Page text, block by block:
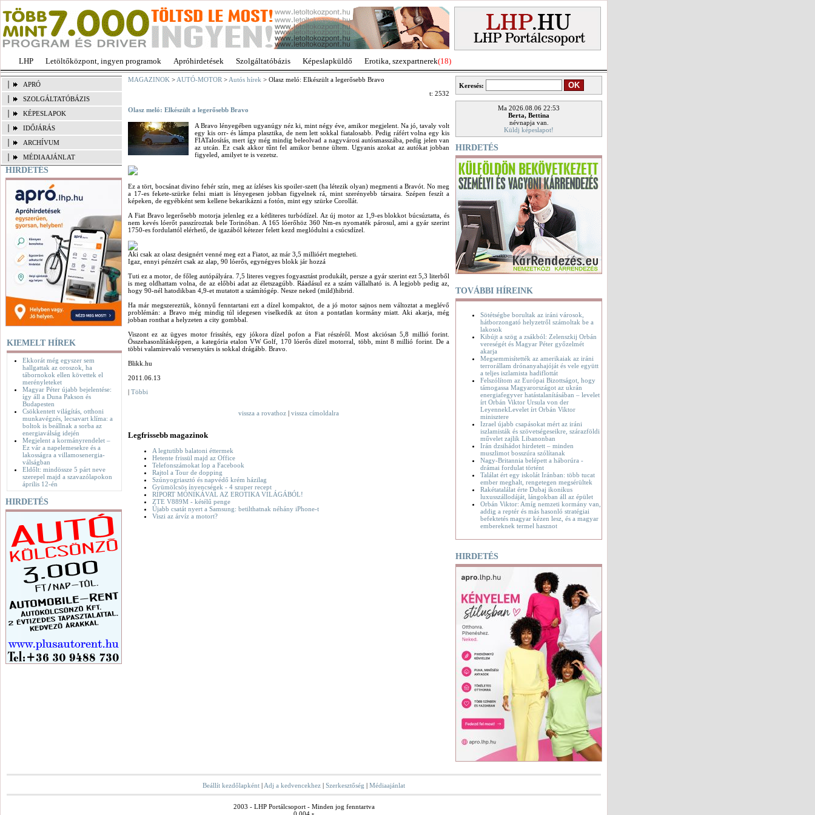
LHP Letöltőközpont, ingyen programok Apróhirdetések Szolgáltatóbázis Képeslapküldő Erotika, szexpartnerek(18)
APRÓ
SZOLGÁLTATÓBÁZIS
KÉPESLAPOK
IDŐJÁRÁS
ARCHÍVUM
MÉDIAAJÁNLAT
HIRDETÉS
KIEMELT HÍREK
Ekkorát még egyszer sem
hallgattak az oroszok, ha
tábornokok ellen követtek el
merényleteket
Magyar Péter újabb bejelentése:
így áll a Duna Pakson és
Budapesten
Csökkentett világítás, otthoni
munkavégzés, lecsavart klíma: a
boltok is beállnak a sorba az
energiaválság idején
Megjelent a kormányrendelet –
Ez vár a napelemesekre és a
lakosságra a villamosenergia-
válságban
Eldőlt: mindössze 5 párt neve
szerepel majd a szavazólapokon
április 12-én
HIRDETÉS
MAGAZINOK > AUTÓ-MOTOR > Autós hírek > Olasz meló: Elkészült a legerősebb Bravo
t: 2532
Olasz meló: Elkészült a legerősebb Bravo
A Bravo lényegében ugyanúgy néz ki, mint négy éve, amikor megjelent. Na jó, tavaly volt
egy kis orr- és lámpa plasztika, de nem lett sokkal fiatalosabb. Pedig ráfért volna egy kis
FIATalosítás, mert így még mindig beleolvad a nagyvárosi autósmasszába, pedig jelen van
az utcán. Ez csak akkor tűnt fel amikor benne ültem. Ugyanis azokat az autókat jobban
figyeled, amilyet te is vezetsz.
Ez a tört, bocsánat divino fehér szín, meg az ízléses kis spoiler-szett (ha létezik olyan) megmenti a Bravót. No meg
a 17-es fekete-szürke felni miatt is lényegesen jobban figyelnek rá, mint szerényebb társaira. Szépen feszít a
képeken, de egyébként sem kellene bekarikázni a fotón, mint egy szürke Corollát.
A Fiat Bravo legerősebb motorja jelenleg ez a kétliteres turbódízel. Az új motor az 1,9-es blokkot búcsúztatta, és
nem kevés lóerőt passzíroztak bele Torinóban. A 165 lóerőhöz 360 Nm-es nyomaték párosul, ami a gyár szerint
1750-es fordulattól elérhető, de igazából kétezer felett kezd meglódulni a csúcsdízel.
Aki csak az olasz designért venné meg ezt a Fiatot, az már 3,5 millióért megteheti.
Igaz, ennyi pénzért csak az alap, 90 lóerős, egynégyes blokk jár hozzá
Tuti ez a motor, de főleg autópályára. 7,5 literes vegyes fogyasztást produkált, persze a gyár szerint ezt 5,3 literből
is meg oldhattam volna, de az előbbi adat az életszagúbb. Ráadásul ez a szám vállalható is. A legjobb pedig az,
hogy 90-nél hatodikban 4,9-et mutatott a számítógép. Nesze neked (mild)hibrid.
Ha már megszereztük, könnyű fenntartani ezt a dízel kompaktot, de a jó motor sajnos nem változtat a meglévő
problémán: a Bravo még mindig túl idegesen viselkedik az úton a pontatlan kormány miatt. Aki akarja, még
jobban ronthat a helyzeten a city gombbal.
Viszont ez az ügyes motor frissítés, egy jókora dízel pofon a Fiat részéről. Most akciósan 5,8 millió forint.
Összehasonlításképpen, a kategória etalon VW Golf, 170 lóerős dízel motorral, több, mint 8 millió forint. De a
többi valamirevaló versenytárs is sokkal drágább. Bravo.
Blikk.hu
2011.06.13
Többi
vissza a rovathoz vissza címoldalra
Legfrissebb magazinok
A legtutibb balatoni éttermek
Hetente frissül majd az Office
Telefonszámokat lop a Facebook
Rajtol a Tour de dopping
Szúnyogriasztó és napvédő krém házilag
Gyümölcsös ínyencségek - 4 szuper recept
RIPORT MÓNIKÁVAL AZ EROTIKA VILÁGÁBÓL!
ZTE V889M - kétélű penge
Újabb csatát nyert a Samsung: betilthatnak néhány iPhone-t
Viszi az árvíz a motort?
Keresés:
Ma 2026.08.06 22:53
Berta, Bettina
névnapja van.
Küldj képeslapot!
HIRDETÉS
TOVÁBBI HÍREINK
Sötétségbe borultak az iráni városok,
hátborzongató helyzetről számoltak be a
lakosok
Kibújt a szög a zsákból: Zelenszkij Orbán
vereségét és Magyar Péter győzelmét
akarja
Megsemmisítették az amerikaiak az iráni
terrorállam drónanyahajóját és vele együtt
a teljes iszlamista hadiflottát
Felszólítom az Európai Bizottságot, hogy
támogassa Magyarországot az ukrán
energiafegyver hatástalanításában – levelet
írt Orbán Viktor Ursula von der
LeyennekLevelet írt Orbán Viktor
minisztere
Izrael újabb csapásokat mért az iráni
iszlamisták és szövetségeseikre, szárazföldi
művelet zajlik Libanonban
Irán dzsihádot hirdetett – minden
muszlimot bosszúra szólítanak
Nagy-Britannia belépett a háborúra -
drámai fordulat történt
Találat ért egy iskolát Iránban: több tucat
ember meghalt, rengetegen megsérültek
Rakétatalálat érte Dubaj ikonikus
luxusszállodáját, lángokban áll az épület
Orbán Viktor: Amíg nemzeti kormány van,
addig a reptér és más hasonló stratégiai
befektetés magyar kézen lesz, és a magyar
embereknek termel hasznot
HIRDETÉS
Beállít kezdőlapként | Adj a kedvencekhez | Szerkesztőség | Médiaajánlat
2003 - LHP Portálcsoport - Minden jog fenntartva